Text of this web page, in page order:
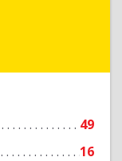
49
16
Краснодар г,